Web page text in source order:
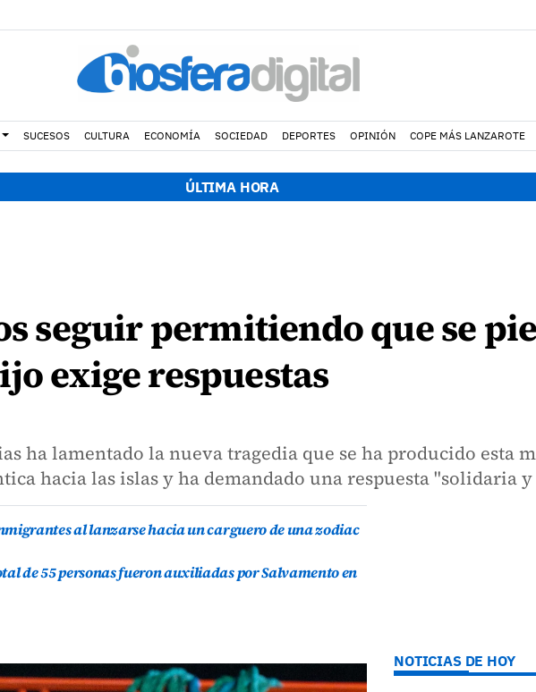
SUCESOS CULTURA ECONOMÍA SOCIEDAD DEPORTES OPINIÓN COPE MÁS LANZAROTE
ÚLTIMA HORA
seguir permitiendo que se
exige respuestas
ha lamentado la nueva tragedia que se ha producido esta
hacia las islas y ha demandado una respuesta "solidaria
al lanzarse hacia un carguero de una zodiac
de 55 personas fueron auxiliadas por Salvamento en
NOTICIAS DE HOY